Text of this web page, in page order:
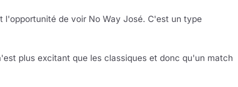
l'opportunité de voir No Way José. C'est un type
plus excitant que les classiques et donc qu'un match